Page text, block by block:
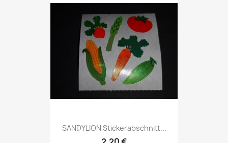
SANDYLION Stickerabschnitt...